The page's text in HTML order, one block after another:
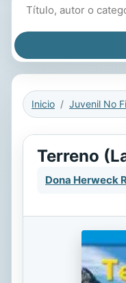
Inicio Juvenil No
Terreno
Dona Herweck